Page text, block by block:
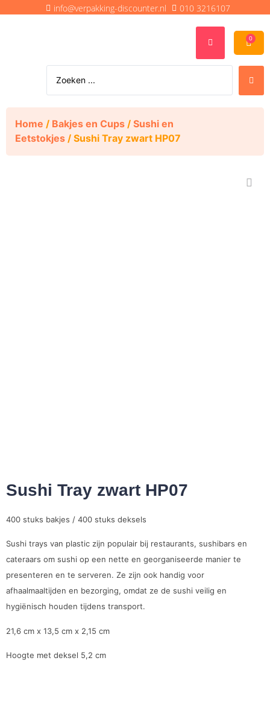
info@verpakking-discounter.nl 010 3216107
0
Home / Bakjes en Cups / Sushi en
Eetstokjes / Sushi Tray zwart HP07
Sushi Tray zwart HP07
400 stuks bakjes / 400 stuks deksels
Sushi trays van plastic zijn populair bij restaurants, sushibars en
cateraars om sushi op een nette en georganiseerde manier te
presenteren en te serveren. Ze zijn ook handig voor
afhaalmaaltijden en bezorging, omdat ze de sushi veilig en
hygiënisch houden tijdens transport.
21,6 cm x 13,5 cm x 2,15 cm
Hoogte met deksel 5,2 cm